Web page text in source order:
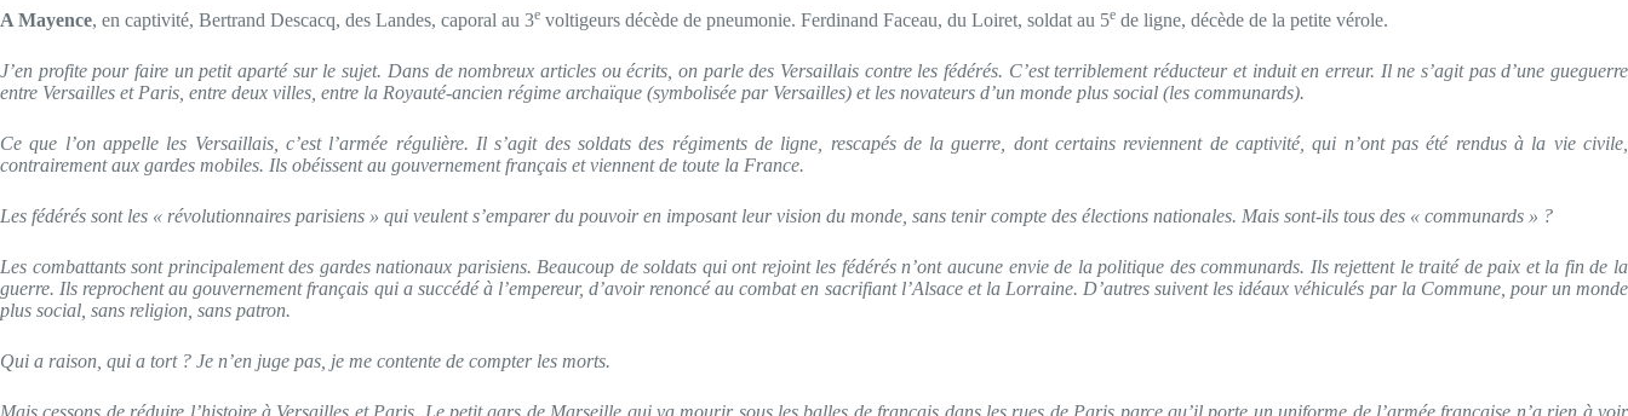
A Mayence, en captivité, Bertrand Descacq, des Landes, caporal au 3e voltigeurs décède de pneumonie. Ferdinand Faceau, du Loiret, soldat au 5e de ligne, décède de la petite vérole.
J’en profite pour faire un petit aparté sur le sujet. Dans de nombreux articles ou écrits, on parle des Versaillais contre les fédérés. C’est terriblement réducteur et induit en erreur. Il ne s’agit pas d’une gueguerre
entre Versailles et Paris, entre deux villes, entre la Royauté-ancien régime archaïque (symbolisée par Versailles) et les novateurs d’un monde plus social (les communards).
Ce que l’on appelle les Versaillais, c’est l’armée régulière. Il s’agit des soldats des régiments de ligne, rescapés de la guerre, dont certains reviennent de captivité, qui n’ont pas été rendus à la vie civile,
contrairement aux gardes mobiles. Ils obéissent au gouvernement français et viennent de toute la France.
Les fédérés sont les « révolutionnaires parisiens » qui veulent s’emparer du pouvoir en imposant leur vision du monde, sans tenir compte des élections nationales. Mais sont-ils tous des « communards » ?
Les combattants sont principalement des gardes nationaux parisiens. Beaucoup de soldats qui ont rejoint les fédérés n’ont aucune envie de la politique des communards. Ils rejettent le traité de paix et la fin de la
guerre. Ils reprochent au gouvernement français qui a succédé à l’empereur, d’avoir renoncé au combat en sacrifiant l’Alsace et la Lorraine. D’autres suivent les idéaux véhiculés par la Commune, pour un monde
plus social, sans religion, sans patron.
Qui a raison, qui a tort ? Je n’en juge pas, je me contente de compter les morts.
Mais cessons de réduire l’histoire à Versailles et Paris. Le petit gars de Marseille qui va mourir sous les balles de français dans les rues de Paris parce qu’il porte un uniforme de l’armée française n’a rien à voir